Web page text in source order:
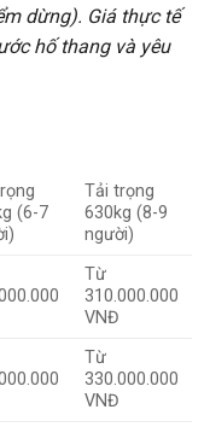
dừng). Giá thực tế
hố thang và yêu
(6-7
Tải trọng
630kg (8-9
người)
Từ
310.000.000
VNĐ
Từ
330.000.000
VNĐ